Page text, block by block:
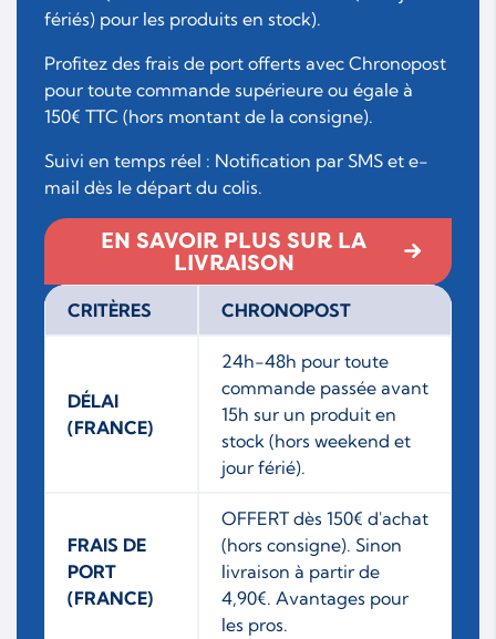
fériés) pour les produits en stock).
Profitez des frais de port offerts avec Chronopost
pour toute commande supérieure ou égale à
150€ TTC (hors montant de la consigne).
Suivi en temps réel : Notification par SMS et e-
mail dès le départ du colis.
EN SAVOIR PLUS SUR LA
LIVRAISON
CRITÈRES CHRONOPOST
DÉLAI
(FRANCE)
24h-48h pour toute
commande passée avant
15h sur un produit en
stock (hors weekend et
jour férié).
FRAIS DE
PORT
(FRANCE)
OFFERT dès 150€ d'achat
(hors consigne). Sinon
livraison à partir de
4,90€. Avantages pour
les pros.